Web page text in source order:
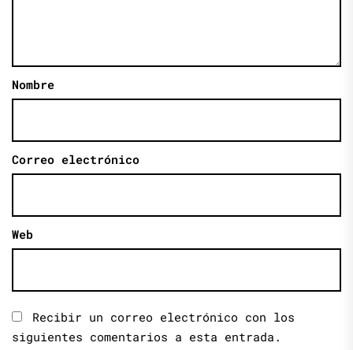
Nombre
Correo electrónico
Web
Recibir un correo electrónico con los
siguientes comentarios a esta entrada.